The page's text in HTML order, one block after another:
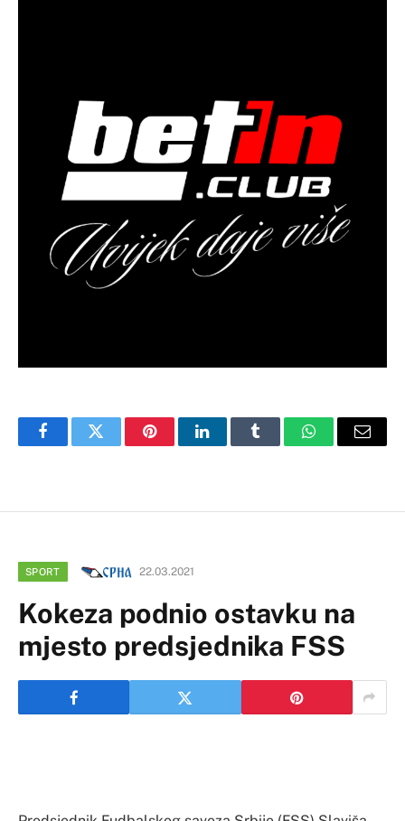
FacebookTwitter PinterestLinkedInTumblr WhatsAppEmail
SPORT 22.03.2021
Kokeza podnio ostavku na
mjesto predsjednika FSS